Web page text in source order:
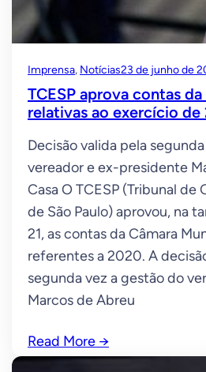
Imprensa, Notícias23 de junho de
TCESP aprova contas
relativas ao exercício de
Decisão valida pela
vereador e ex-presidente
Casa O TCESP (Tribunal de
de São Paulo) aprovou, na
21, as contas da Câmara
referentes a 2020. A
segunda vez a gestão do
Marcos de Abreu
Read More →